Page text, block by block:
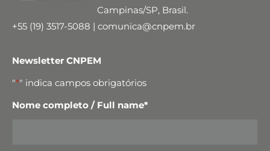
Campinas/SP, Brasil.
+55 (19) 3517-5088 | comunica@cnpem.br
Newsletter CNPEM
"*" indica campos obrigatórios
Nome completo / Full name*